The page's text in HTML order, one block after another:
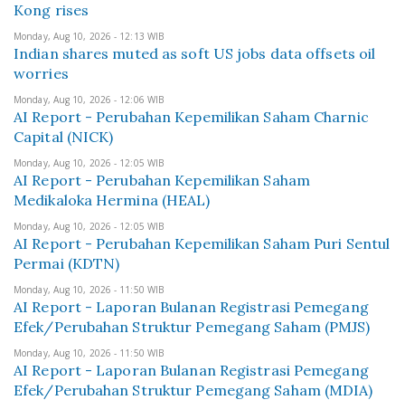
Kong rises
Monday, Aug 10, 2026 - 12:13 WIB
Indian shares muted as soft US jobs data offsets oil
worries
Monday, Aug 10, 2026 - 12:06 WIB
AI Report - Perubahan Kepemilikan Saham Charnic
Capital (NICK)
Monday, Aug 10, 2026 - 12:05 WIB
AI Report - Perubahan Kepemilikan Saham
Medikaloka Hermina (HEAL)
Monday, Aug 10, 2026 - 12:05 WIB
AI Report - Perubahan Kepemilikan Saham Puri Sentul
Permai (KDTN)
Monday, Aug 10, 2026 - 11:50 WIB
AI Report - Laporan Bulanan Registrasi Pemegang
Efek/Perubahan Struktur Pemegang Saham (PMJS)
Monday, Aug 10, 2026 - 11:50 WIB
AI Report - Laporan Bulanan Registrasi Pemegang
Efek/Perubahan Struktur Pemegang Saham (MDIA)